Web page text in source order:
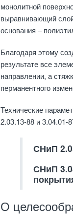
монолитной
выравнивающий
основания –
Благодаря этому
результате все
направлении, а
перманентного
Технические
2.03.13-88 и 3.04.01-
СНиП
СНиП
О